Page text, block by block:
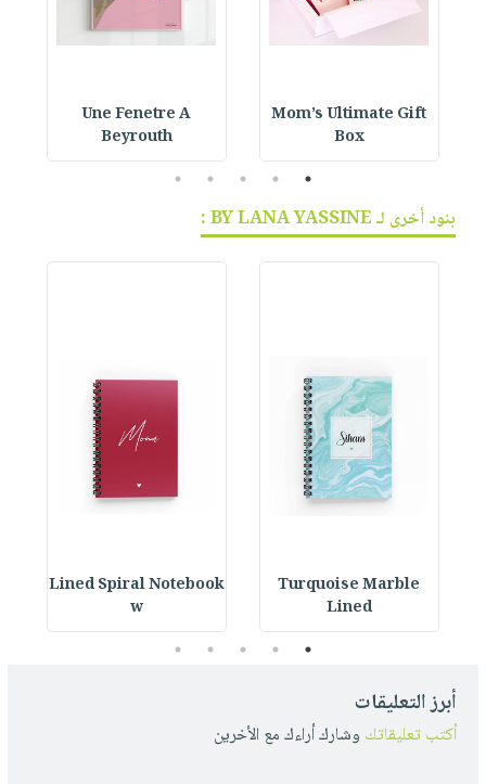
Mom’s Ultimate Gift
Box
Une Fenetre A
Beyrouth
1
2
3
4
5
بنود أخرى لـ BY LANA YASSINE :
Turquoise Marble
Lined
Lined Spiral Notebook
w
1
2
3
4
5
أبرز التعليقات
أكتب تعليقاتك وشارك أراءك مع الأخرين